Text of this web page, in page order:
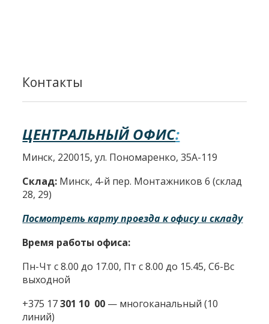
Контакты
ЦЕНТРАЛЬНЫЙ ОФИС:
Минск, 220015, ул. Пономаренко, 35А-119
Склад: Минск, 4-й пер. Монтажников 6 (склад
28, 29)
Посмотреть карту проезда к офису и складу
Время работы офиса:
Пн-Чт с 8.00 до 17.00, Пт с 8.00 до 15.45, Сб-Вс
выходной
+375 17301 10 00 — многоканальный (10
линий)